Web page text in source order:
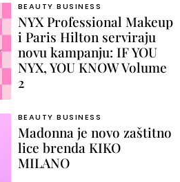
BEAUTY BUSINESS
NYX Professional Makeup
i Paris Hilton serviraju
novu kampanju: IF YOU
NYX, YOU KNOW Volume
2
BEAUTY BUSINESS
Madonna je novo zaštitno
lice brenda KIKO
MILANO